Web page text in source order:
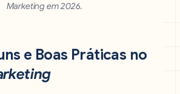
Marketing em 2026.
e Boas Práticas no